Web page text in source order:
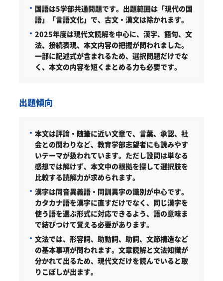
国語は5学部共通問題です。出題範囲は「現代の国
語」「言語文化」で、古文・漢文は除かれます。
2025年度は現代文読解を中心に、漢字、語句、文
法、接続表現、本文内容の把握が問われました。
一部に記述式が含まれるため、選択問題だけでな
く、本文の内容を短くまとめる力も必要です。
出題傾向
本文は評論・随筆に近い文章で、言葉、承認、社
会との関わりなど、教育学部志望者にも読みやす
いテーマが扱われています。ただし設問は単なる
感想では解けず、本文中の根拠を探して選択肢を
比較する読解力が求められます。
漢字は同音異義語・同訓異字の識別が中心です。
カタカナ語を漢字に直すだけでなく、同じ漢字を
使う語を選ぶ形式に対応できるよう、語の意味ま
で結びつけて覚える必要があります。
文法では、形容詞、助動詞、助詞、文節構造など
の基本事項が問われます。文章読解と文法知識が
分かれて出るため、現代文だけを読んでいると取
りこぼしが出ます。